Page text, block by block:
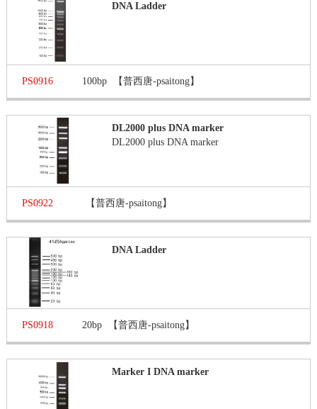
DNA Ladder
PS0916 100bp 【普西唐-psaitong】
DL2000 plus DNA marker
DL2000 plus DNA marker
PS0922 【普西唐-psaitong】
DNA Ladder
PS0918 20bp 【普西唐-psaitong】
Marker I DNA marker